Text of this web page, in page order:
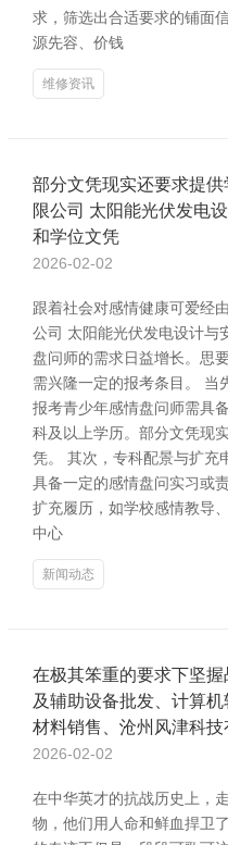
求，筛选出合适要求的铺面
源先容、价钱
维修资讯
部分文凭现实还要求提
限公司 太阳能光伏发电
和学位文凭
2026-02-02
跟着社会对感情健康可爱经
公司 太阳能光伏发电设计与
盘问师的需求日益增长。思
需兴隆一定的报考条目。 当
报考青少年感情盘问师需具
科及以上学历。部分文凭现
凭。 其次，专科配景与扩充
具备一定的感情盘问实习或
扩充履历，如学校感情教导
中心
新闻动态
在极其笨重的要求下坚
及辅助设备批发、计算
材料销售、沧州风津科技
2026-02-02
在中华英才的抗战历史上，
物，他们用人命和鲜血捍卫